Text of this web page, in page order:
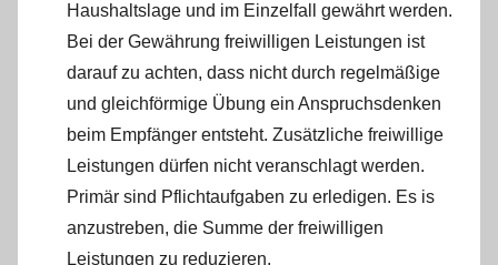
Haushaltslage und im Einzelfall gewährt werden.
Bei der Gewährung freiwilligen Leistungen ist
darauf zu achten, dass nicht durch regelmäßige
und gleichförmige Übung ein Anspruchsdenken
beim Empfänger entsteht. Zusätzliche freiwillige
Leistungen dürfen nicht veranschlagt werden.
Primär sind Pflichtaufgaben zu erledigen. Es is
anzustreben, die Summe der freiwilligen
Leistungen zu reduzieren.